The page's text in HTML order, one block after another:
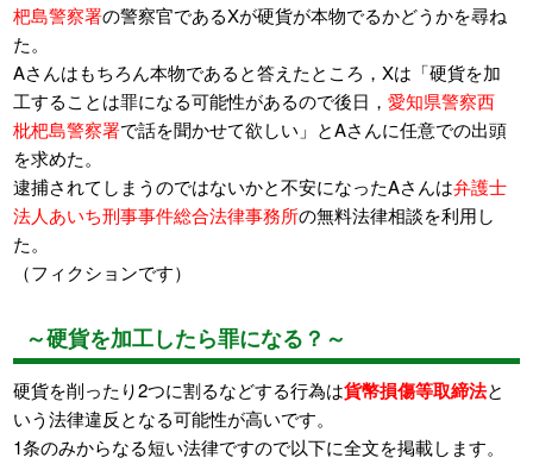
杷島警察署の警察官であるXが硬貨が本物でるかどうかを尋ね
た。
Aさんはもちろん本物であると答えたところ，Xは「硬貨を加
工することは罪になる可能性があるので後日，愛知県警察西
枇杷島警察署で話を聞かせて欲しい」とAさんに任意での出頭
を求めた。
逮捕されてしまうのではないかと不安になったAさんは弁護士
法人あいち刑事事件総合法律事務所の無料法律相談を利用し
た。
（フィクションです）
～硬貨を加工したら罪になる？～
硬貨を削ったり2つに割るなどする行為は貨幣損傷等取締法と
いう法律違反となる可能性が高いです。
1条のみからなる短い法律ですので以下に全文を掲載します。